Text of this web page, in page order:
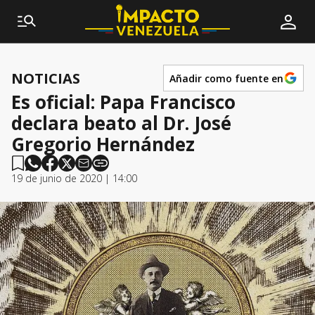
NOTICIAS Añadir como fuente en
Es oficial: Papa Francisco
declara beato al Dr. José
Gregorio Hernández
19 de junio de 2020 | 14:00